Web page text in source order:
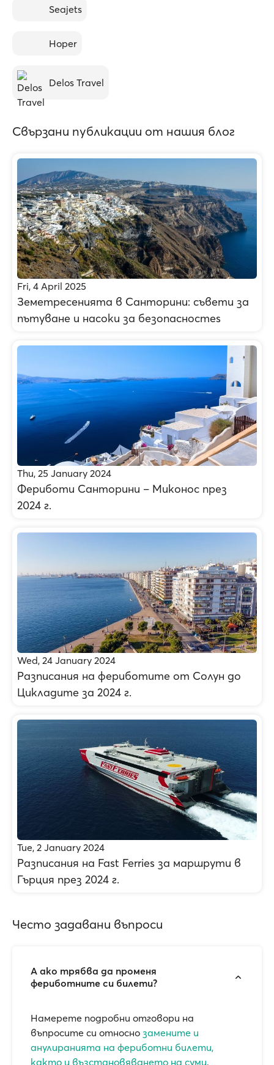
Seajets
Hoper
Delos Travel
Свързани публикации от нашия блог
Fri, 4 April 2025
Земетресенията в Санторини: съвети за
пътуване и насоки за безопасностes
Thu, 25 January 2024
Фериботи Санторини – Миконос през
2024 г.
Wed, 24 January 2024
Разписания на фериботите от Солун до
Цикладите за 2024 г.
Tue, 2 January 2024
Разписания на Fast Ferries за маршрути в
Гърция през 2024 г.
Често задавани въпроси
А ако трябва да променя
фериботните си билети?
Намерете подробни отговори на
въпросите си относно замените и
анулиранията на фериботни билети,
както и възстановяването на суми.